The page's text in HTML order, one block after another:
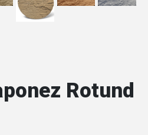
Rotund